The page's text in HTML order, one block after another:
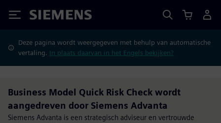
Siemens
Deze pagina wordt weergegeven met behulp van automatische
vertaling. In plaats daarvan in het Engels bekijken?
Business Model Quick Risk Check wordt
aangedreven door Siemens Advanta
Siemens Advanta is een strategisch adviseur en vertrouwde